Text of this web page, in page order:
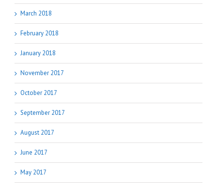
March 2018
February 2018
January 2018
November 2017
October 2017
September 2017
August 2017
June 2017
May 2017